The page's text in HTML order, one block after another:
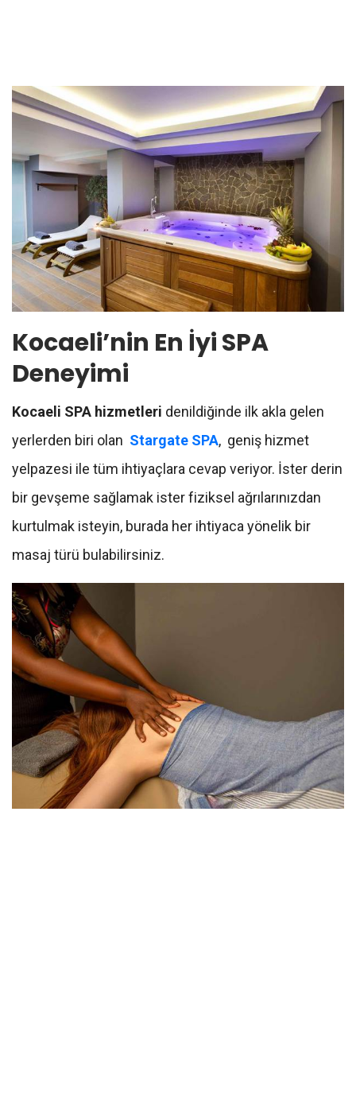
Kocaeli’nin En İyi SPA
Deneyimi
Kocaeli SPA hizmetleri denildiğinde ilk akla gelen
yerlerden biri olan Stargate SPA, geniş hizmet
yelpazesi ile tüm ihtiyaçlara cevap veriyor. İster derin
bir gevşeme sağlamak ister fiziksel ağrılarınızdan
kurtulmak isteyin, burada her ihtiyaca yönelik bir
masaj türü bulabilirsiniz.